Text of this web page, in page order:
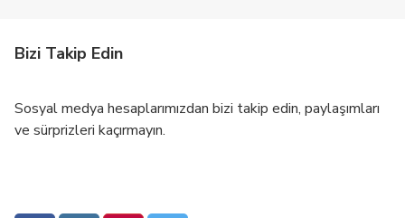
Bizi Takip Edin
Sosyal medya hesaplarımızdan bizi takip edin, paylaşımları
ve sürprizleri kaçırmayın.